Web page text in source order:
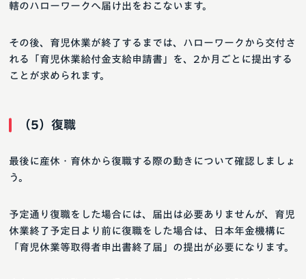
轄のハローワークへ届け出をおこないます。
その後、育児休業が終了するまでは、ハローワークから交付さ
れる「育児休業給付金支給申請書」を、2か月ごとに提出する
ことが求められます。
（5）復職
最後に産休・育休から復職する際の動きについて確認しましょ
う。
予定通り復職をした場合には、届出は必要ありませんが、育児
休業終了予定日より前に復職をした場合は、日本年金機構に
「育児休業等取得者申出書終了届」の提出が必要になります。